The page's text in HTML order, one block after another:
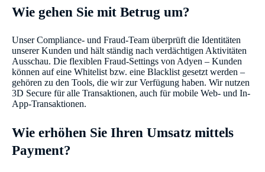
Wie gehen Sie mit Betrug um?
Unser Compliance- und Fraud-Team überprüft die Identitäten
unserer Kunden und hält ständig nach verdächtigen Aktivitäten
Ausschau. Die flexiblen Fraud-Settings von Adyen – Kunden
können auf eine Whitelist bzw. eine Blacklist gesetzt werden –
gehören zu den Tools, die wir zur Verfügung haben. Wir nutzen
3D Secure für alle Transaktionen, auch für mobile Web- und In-
App-Transaktionen.
Wie erhöhen Sie Ihren Umsatz mittels
Payment?